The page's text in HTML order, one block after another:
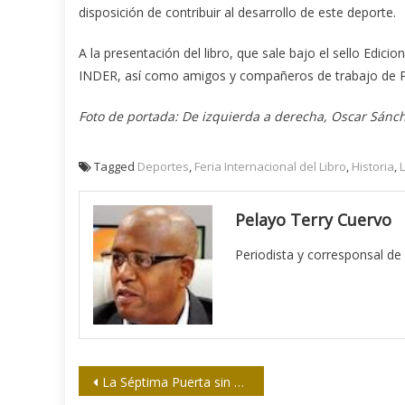
disposición de contribuir al desarrollo de este deporte.
A la presentación del libro, que sale bajo el sello
INDER, así como amigos y compañeros de trabajo de
Foto de portada: De izquierda a derecha, Oscar
Tagged Deportes, Feria Internacional del Libro, Historia,
Pelayo Terry Cuervo
Periodista y corresponsal
Navegación
La Séptima Puerta sin pestillos